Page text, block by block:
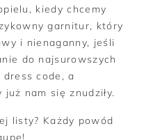
kiedy chcemy
garnitur, który
i nienaganny, jeśli
do najsurowszych
dress code, a
nam się znudziły.
listy? Każdy powód